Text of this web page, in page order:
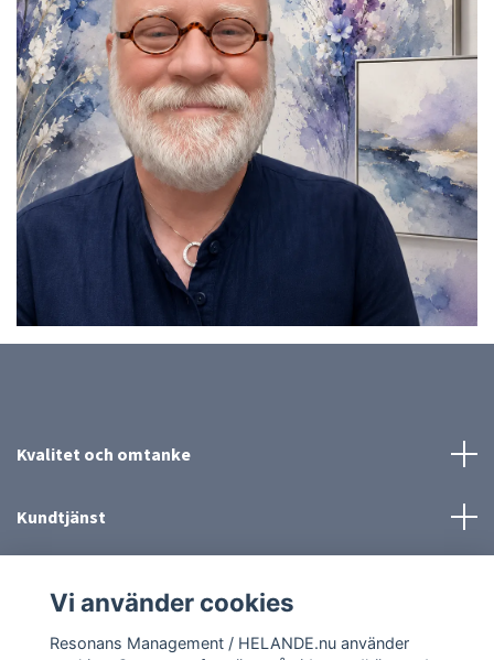
Kvalitet och omtanke
Kundtjänst
Sociala medier
Vi använder cookies
Resonans Management / HELANDE.nu använder